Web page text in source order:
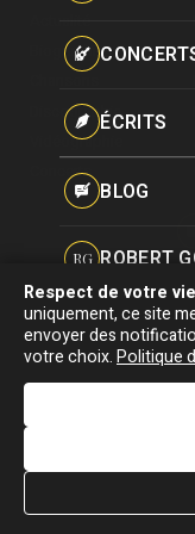
ÉCRITS
Interviews
BLOG
RG ROBERT
PG PIERRE
J&MJJG & MOI
Biographie
Discographie
Vidéographie
Concerts
Association "Parler
Signaler une erreur |
Respect de votre
uniquement, ce site
envoyer des
votre choix.Politique